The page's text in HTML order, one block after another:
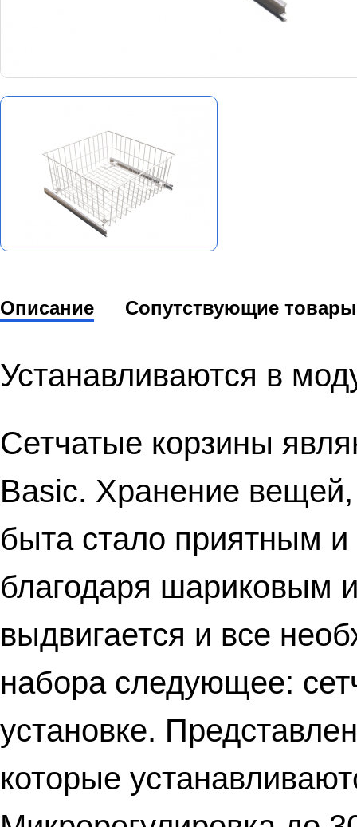
Описание Сопутствующие товары
Устанавливаются в
Сетчатые корзины
Basic. Хранение
быта стало приятным
благодаря шариковым
выдвигается и все
набора следующее:
установке.
которые